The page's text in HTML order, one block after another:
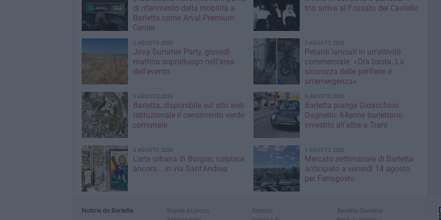
di riferimento della mobilità a
Barletta come Arval Premium
Center
trio arriva al Fossato del Castello
5 AGOSTO 2026
Jova Summer Party, giovedì
mattina sopralluogo nell'area
dell'evento
5 AGOSTO 2026
Petardi lanciati in un'attività
commerciale: «Ora basta. La
sicurezza delle periferie è
un'emergenza»
5 AGOSTO 2026
Barletta, disponibile sul sito web
istituzionale il censimento verde
comunale
5 AGOSTO 2026
Barletta piange Gioacchino
Dagnello: 64enne barlettano
investito all'alba a Trani
5 AGOSTO 2026
L'arte urbana di Borgiac colpisce
ancora... in via Sant'Andrea
5 AGOSTO 2026
Mercato settimanale di Barletta
anticipato a venerdì 14 agosto
per Ferragosto
Notizie da Barletta
Scuola e Lavoro
Scacchi
Barletta Giuridica